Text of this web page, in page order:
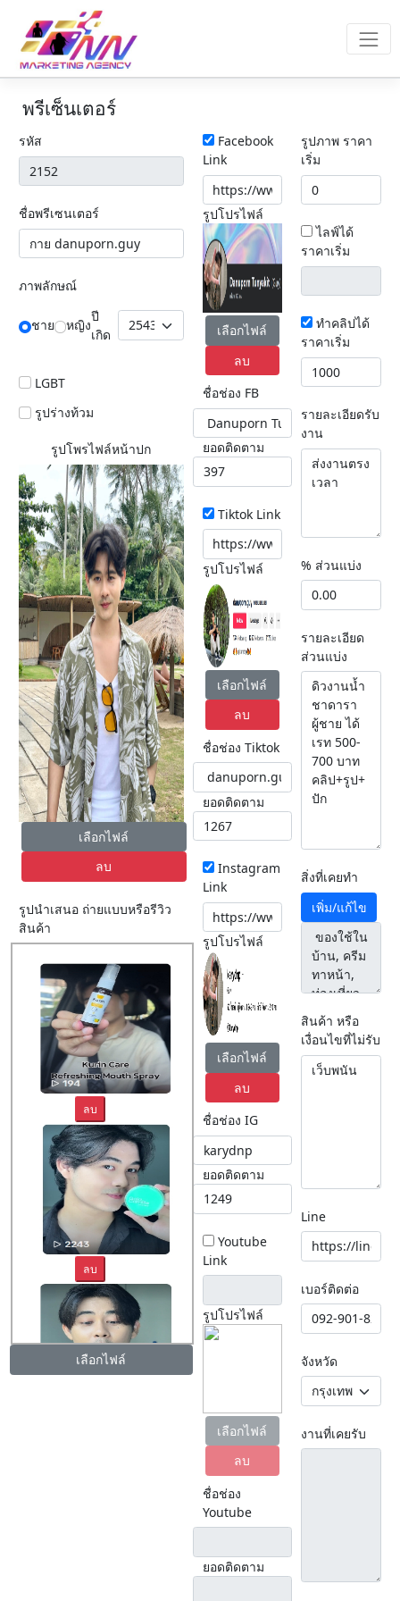
พรีเซ็นเตอร์
รหัส
ชื่อพรีเซนเตอร์
ภาพลักษณ์
ชาย หญิง
ปี
เกิด
LGBT
รูปร่างท้วม
รูปโพรไฟล์หน้าปก
เลือกไฟล์
ลบ
รูปนำเสนอ ถ่ายแบบหรือรีวิว
สินค้า
ลบ
ลบ
เลือกไฟล์
Facebook
Link
รูปโปรไฟล์
เลือกไฟล์
ลบ
ชื่อช่อง FB
ยอดติดตาม
Tiktok Link
รูปโปรไฟล์
เลือกไฟล์
ลบ
ชื่อช่อง Tiktok
ยอดติดตาม
Instagram
Link
รูปโปรไฟล์
เลือกไฟล์
ลบ
ชื่อช่อง IG
ยอดติดตาม
Youtube
Link
รูปโปรไฟล์
เลือกไฟล์
ลบ
ชื่อช่อง
Youtube
ยอดติดตาม
รูปภาพ ราคา
เริ่ม
ไลฟ์ได้
ราคาเริ่ม
ทำคลิปได้
ราคาเริ่ม
รายละเอียดรับ
งาน
% ส่วนแบ่ง
รายละเอียด
ส่วนแบ่ง
สิ่งที่เคยทำ
เพิ่ม/แก้ไข
สินค้า หรือ
เงื่อนไขที่ไม่รับ
Line
เบอร์ติดต่อ
จังหวัด
งานที่เคยรับ